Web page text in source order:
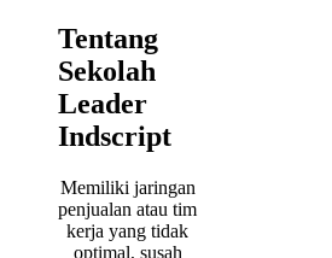
Tentang
Sekolah
Leader
Indscript
Memiliki jaringan
penjualan atau tim
kerja yang tidak
optimal, susah